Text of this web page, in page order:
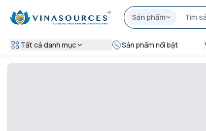
Sản phẩm
Tất cả danh mục Sản phẩm nổi bật